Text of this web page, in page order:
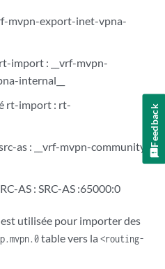
mvpn-export-inet-vpna-
import : __vrf-mvpn-
internal__
rt-import : rt-
as : __vrf-mvpn-community-
AS : SRC-AS :65000:0
utilisée pour importer des
table vers la <routing-
Feedback